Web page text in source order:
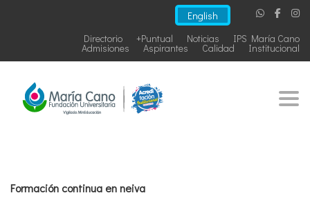
English
IPS María Cano
Noticias
+Puntual
Directorio
Institucional
Calidad
Aspirantes
Admisiones
Formación continua en neiva